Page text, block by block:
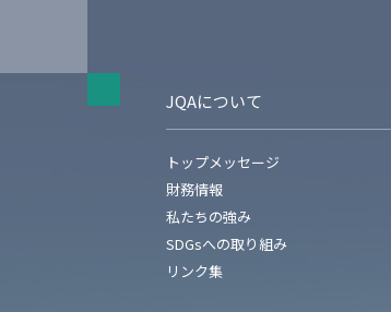
JQAについて
トップメッセージ
財務情報
私たちの強み
SDGsへの取り組み
リンク集